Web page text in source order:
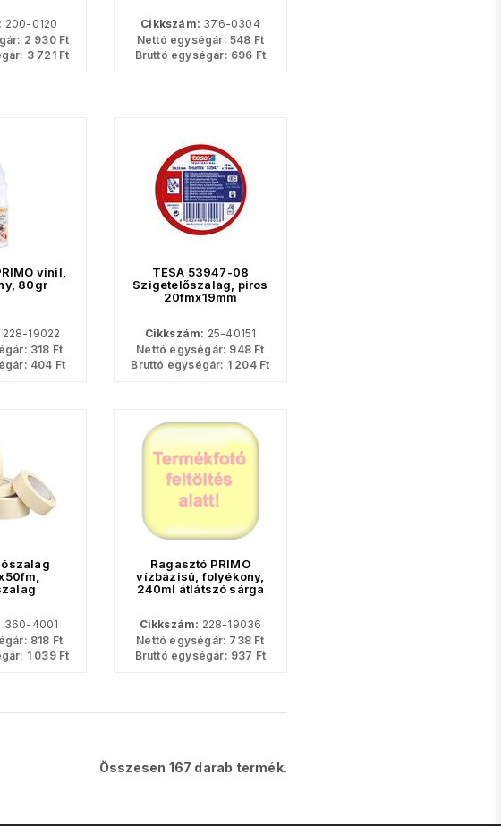
200-0120
2 930Ft
3 721Ft
Cikkszám: 376-0304
Nettó egységár: 548 Ft
Bruttó egységár: 696 Ft
vinil,
80gr
228-19022
318 Ft
404 Ft
TESA 53947-08
Szigetelőszalag, piros
20fmx19mm
Cikkszám: 25-40151
Nettó egységár: 948 Ft
Bruttó egységár: 1 204Ft
360-4001
818 Ft
1 039Ft
Ragasztó PRIMO
vízbázisú, folyékony,
240ml átlátszó sárga
Cikkszám: 228-19036
Nettó egységár: 738 Ft
Bruttó egységár: 937 Ft
Összesen 167 darab termék.